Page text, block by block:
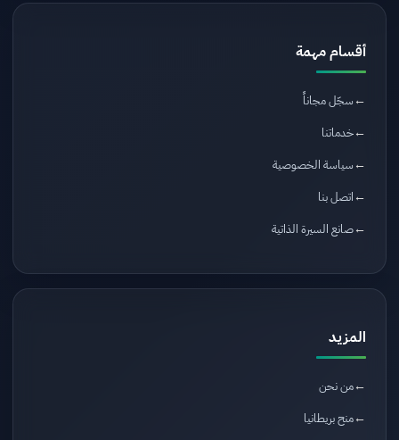
أقسام مهمة
سجّل مجاناً
خدماتنا
سياسة الخصوصية
اتصل بنا
صانع السيرة الذاتية
المزيد
من نحن
منح بريطانيا